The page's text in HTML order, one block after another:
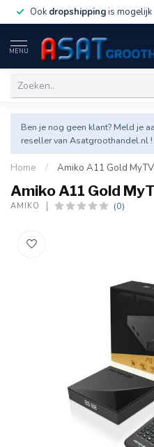
Ook dropshippingis mogelijk
MENU
Ben je nog geen klant? Meld je
reseller van Asatgroothandel.nl !
Home / Amiko A11 Gold
Amiko A11 Gold
AMIKO (0)